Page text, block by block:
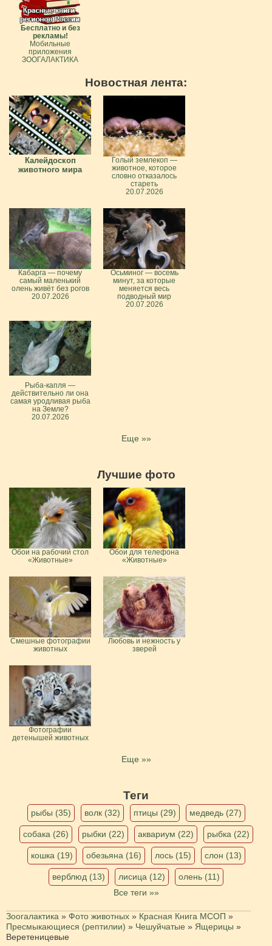
Бесплатно и без
рекламы!
Мобильные
приложения
ЗООГАЛАКТИКА
Новостная лента:
Калейдоскоп
животного мира
Голый землекоп —
животное, которое
словно отказалось
стареть
20.07.2026
Кабарга — почему
самый маленький
олень живёт без рогов
20.07.2026
Осьминог — восемь
минут, за которые
меняется весь
подводный мир
20.07.2026
Рыба-капля —
действительно ли она
самая уродливая рыба
на Земле?
20.07.2026
Еще »»
Лучшие фото
Обои на рабочий стол
«Животные»
Обои для телефона
«Животные»
Смешные фотографии
животных
Любовь и нежность у
зверей
Фотографии
детенышей животных
Еще »»
Теги
рыбы (35) волк (32) птицы (29) медведь (27)
собака (26) рыбки (22) аквариум (22) рыбка (22)
кошка (19) обезьяна (16) лось (15) слон (13)
верблюд (13) лисица (12)
олень (11)
Все теги »»
Зоогалактика » Фото животных » Красная Книга МСОП »
Пресмыкающиеся (рептилии) » Чешуйчатые » Ящерицы »
Веретеницевые